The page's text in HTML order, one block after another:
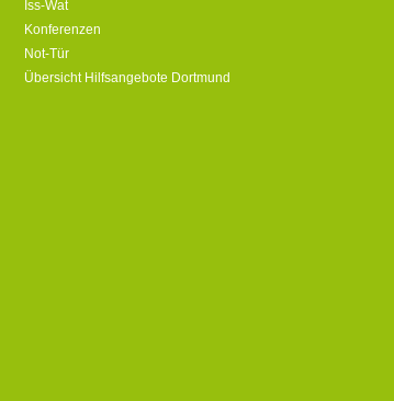
Iss-Wat
Konferenzen
Not-Tür
Übersicht Hilfsangebote Dortmund